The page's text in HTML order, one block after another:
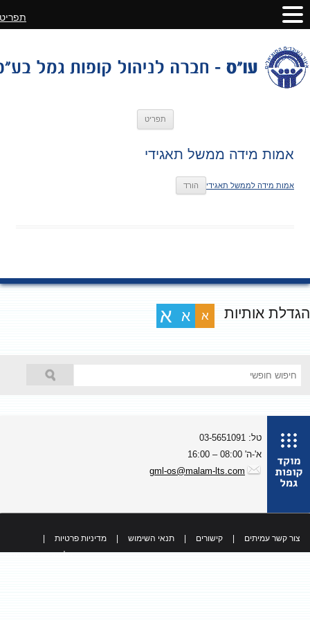
תפריט
אמות מידה ממשל תאגידי
אמות מידה לממשל תאגידי הורד
אותיות א א א
טל: 03-5651091
א'-ה' 08:00 – 16:00
gml-os@malam-lts.com
צור קשר עמיתים קישורים תנאי השימוש מדיניות פרטיות
כל הזכויות שמורות
תפריט